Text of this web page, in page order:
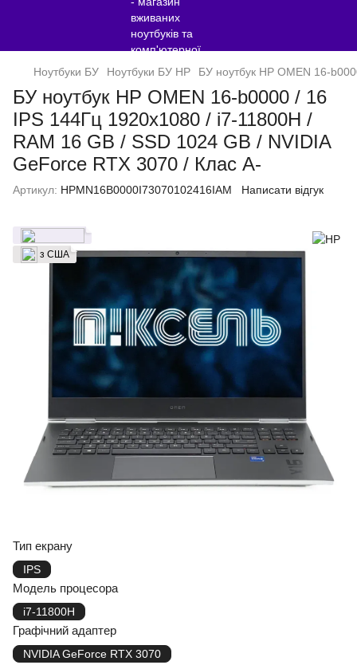
Ноутбуки БУ Ноутбуки БУ HP БУ ноутбук HP OMEN 16-
БУ ноутбук HP OMEN 16-b0000 / 16
IPS 144Гц 1920x1080 / i7-11800H /
RAM 16 GB / SSD 1024 GB / NVIDIA
GeForce RTX 3070 / Клас A-
Артикул: HPMN16B0000I73070102416IAM Написати відгук
з США
Тип екрану
IPS
Модель процесора
i7-11800H
Графічний адаптер
NVIDIA GeForce RTX 3070